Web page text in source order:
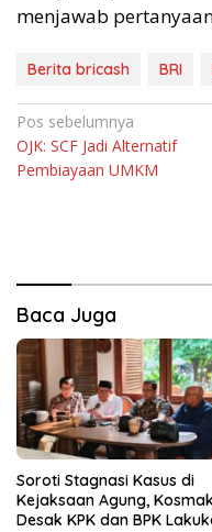
menjawab
Berita bricash BRI
Navigasi
pos
Pos sebelumnya
OJK: SCF Jadi Alternatif
Pembiayaan UMKM
Baca Juga
Soroti Stagnasi Kasus di
Kejaksaan Agung, Kosmak
Desak KPK dan BPK